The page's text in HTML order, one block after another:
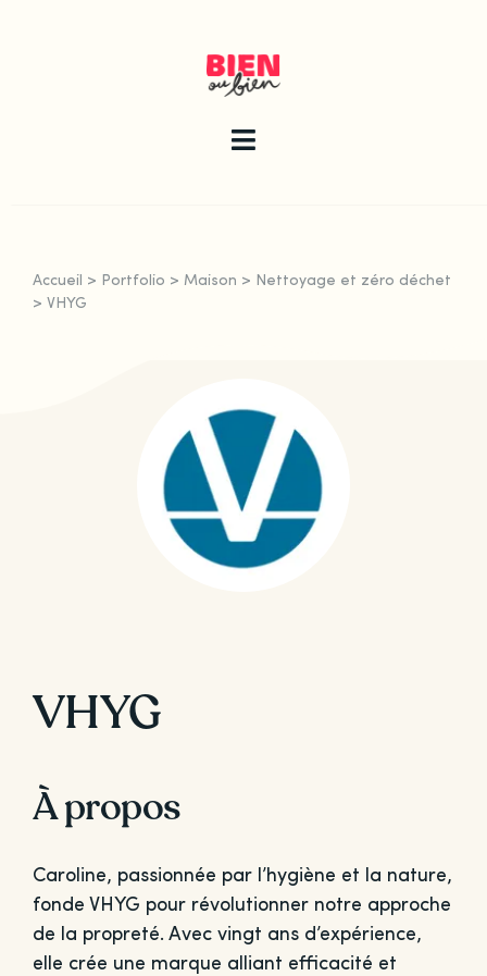
Toggle
Qui sommes-nous ?
Accueil > Portfolio > Maison > Nettoyage et zéro déchet
> VHYG
VHYG
À propos
Caroline, passionnée par l’hygiène et la nature,
fonde VHYG pour révolutionner notre approche
de la propreté. Avec vingt ans d’expérience,
elle crée une marque alliant efficacité et